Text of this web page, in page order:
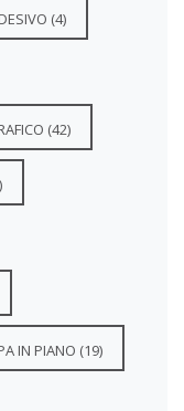
(4)
(42)
IN PIANO (19)